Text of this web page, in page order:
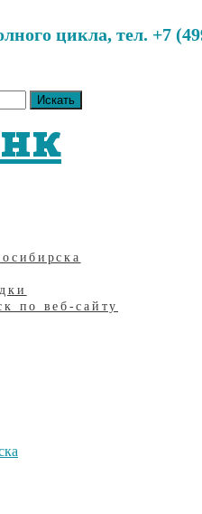
цикла, тел. +7
Искать
по веб-сайту